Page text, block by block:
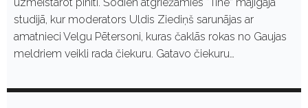
studijā, kur moderators Uldis Ziediņš sarunājas ar
amatnieci Velgu Pētersoni, kuras čaklās rokas no Gaujas
meldriem veikli rada čiekuru. Gatavo čiekuru…